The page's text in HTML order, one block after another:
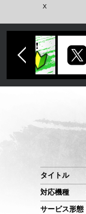
X
タイトル
対応機種
サービス形態